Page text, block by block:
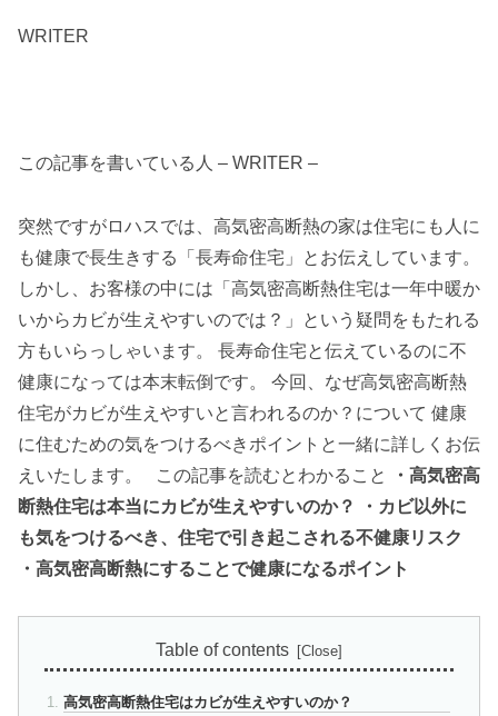
WRITER
この記事を書いている人 – WRITER –
突然ですがロハスでは、高気密高断熱の家は住宅にも人に
も健康で長生きする「長寿命住宅」とお伝えしています。
しかし、お客様の中には「高気密高断熱住宅は一年中暖か
いからカビが生えやすいのでは？」という疑問をもたれる
方もいらっしゃいます。 長寿命住宅と伝えているのに不
健康になっては本末転倒です。 今回、なぜ高気密高断熱
住宅がカビが生えやすいと言われるのか？について 健康
に住むための気をつけるべきポイントと一緒に詳しくお伝
えいたします。 この記事を読むとわかること
・高気密高
断熱住宅は本当にカビが生えやすいのか？
・カビ以外に
も気をつけるべき、住宅で引き起こされる不健康リスク
・高気密高断熱にすることで健康になるポイント
Table of contents
高気密高断熱住宅はカビが生えやすいのか？